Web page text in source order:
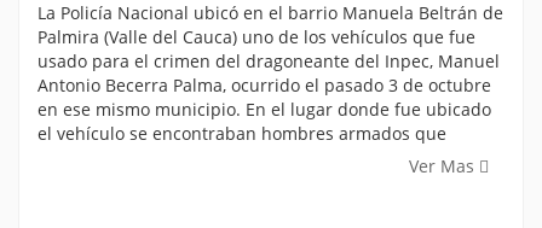
La Policía Nacional ubicó en el barrio Manuela Beltrán de
Palmira (Valle del Cauca) uno de los vehículos que fue
usado para el crimen del dragoneante del Inpec, Manuel
Antonio Becerra Palma, ocurrido el pasado 3 de octubre
en ese mismo municipio. En el lugar donde fue ubicado
el vehículo se encontraban hombres armados que
Ver Mas